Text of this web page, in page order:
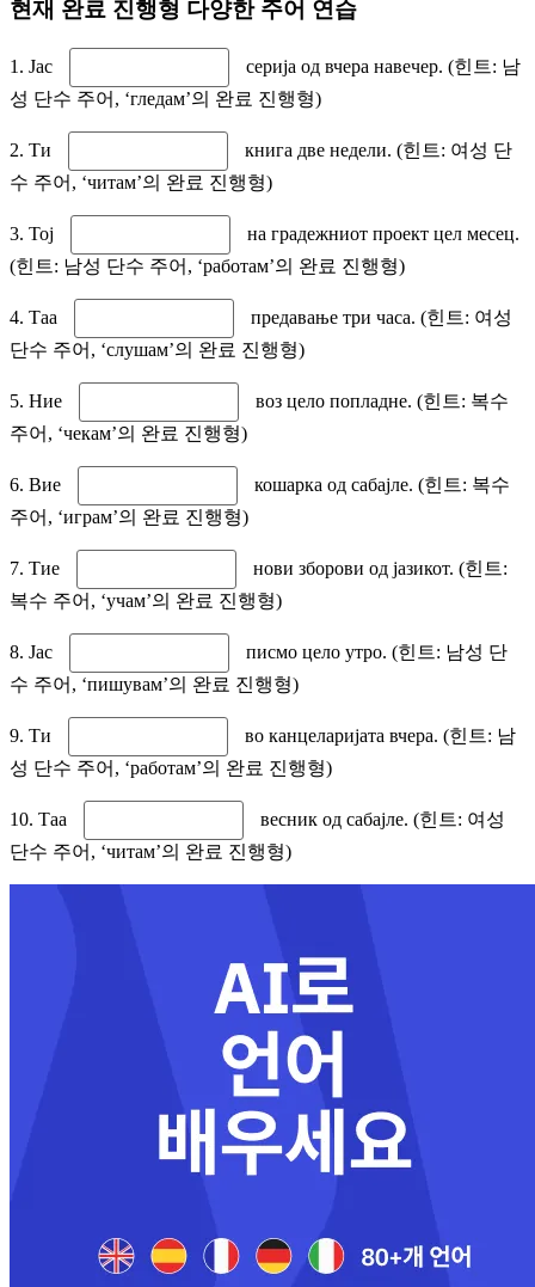
현재 완료 진행형 다양한 주어 연습
1. Јас
серија од вчера навечер. (힌트: 남
성 단수 주어, ‘гледам’의 완료 진행형)
2. Ти
книга две недели. (힌트: 여성 단
수 주어, ‘читам’의 완료 진행형)
3. Тој
на градежниот проект цел месец.
(힌트: 남성 단수 주어, ‘работам’의 완료 진행형)
4. Таа
предавање три часа. (힌트: 여성
단수 주어, ‘слушам’의 완료 진행형)
5. Ние
воз цело попладне. (힌트: 복수
주어, ‘чекам’의 완료 진행형)
6. Вие
кошарка од сабајле. (힌트: 복수
주어, ‘играм’의 완료 진행형)
7. Тие
нови зборови од јазикот. (힌트:
복수 주어, ‘учам’의 완료 진행형)
8. Јас
писмо цело утро. (힌트: 남성 단
수 주어, ‘пишувам’의 완료 진행형)
9. Ти
во канцеларијата вчера. (힌트: 남
성 단수 주어, ‘работам’의 완료 진행형)
10. Таа
весник од сабајле. (힌트: 여성
단수 주어, ‘читам’의 완료 진행형)